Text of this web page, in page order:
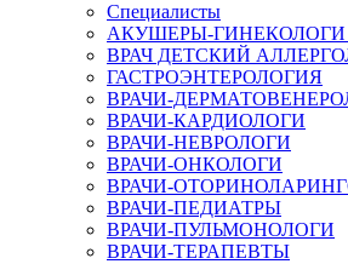
Специалисты
АКУШЕРЫ-
ВРАЧ ДЕТСКИЙ
ГАСТРОЭНТЕРОЛОГИЯ
ВРАЧИ-
ВРАЧИ-КАРДИОЛОГИ
ВРАЧИ-НЕВРОЛОГИ
ВРАЧИ-ОНКОЛОГИ
ВРАЧИ-
ВРАЧИ-ПЕДИАТРЫ
ВРАЧИ-ПУЛЬМОНОЛОГИ
ВРАЧИ-ТЕРАПЕВТЫ